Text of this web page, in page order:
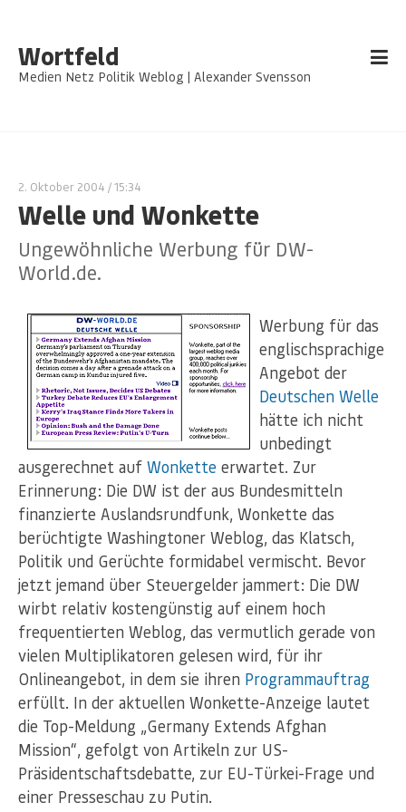
Wortfeld
Medien Netz Politik Weblog | Alexander Svensson
2. Oktober 2004 / 15:34
Welle und Wonkette
Ungewöhnliche Werbung für DW-
World.de.
Werbung für das
englischsprachige
Angebot der
Deutschen Welle
hätte ich nicht
unbedingt
ausgerechnet auf Wonkette erwartet. Zur
Erinnerung: Die DW ist der aus Bundesmitteln
finanzierte Auslandsrundfunk, Wonkette das
berüchtigte Washingtoner Weblog, das Klatsch,
Politik und Gerüchte formidabel vermischt. Bevor
jetzt jemand über Steuergelder jammert: Die DW
wirbt relativ kostengünstig auf einem hoch
frequentierten Weblog, das vermutlich gerade von
vielen Multiplikatoren gelesen wird, für ihr
Onlineangebot, in dem sie ihren Programmauftrag
erfüllt. In der aktuellen Wonkette-Anzeige lautet
die Top-Meldung „Germany Extends Afghan
Mission“, gefolgt von Artikeln zur US-
Präsidentschaftsdebatte, zur EU-Türkei-Frage und
einer Presseschau zu Putin.